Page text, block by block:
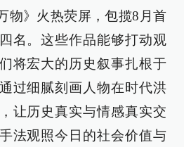
物》火热荧屏，包揽8月首
名。这些作品能够打动观
将宏大的历史叙事扎根于
过细腻刻画人物在时代洪
让历史真实与情感真实交
法观照今日的社会价值与